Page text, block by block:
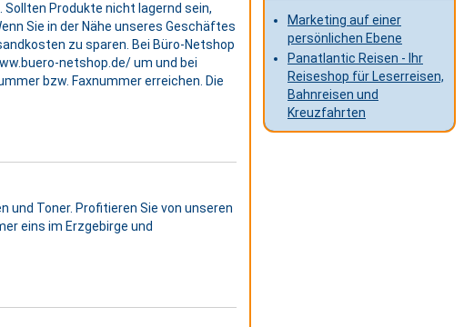
Produkte nicht lagernd sein,
Sie in der Nähe unseres Geschäftes
zu sparen. Bei Büro-Netshop
netshop.de/ um und bei
bzw. Faxnummer erreichen. Die
und Toner. Profitieren Sie von unseren
eins im Erzgebirge und
Marketing auf einer
persönlichen Ebene
Panatlantic Reisen - Ihr
Reiseshop für Leserreisen,
Bahnreisen und
Kreuzfahrten